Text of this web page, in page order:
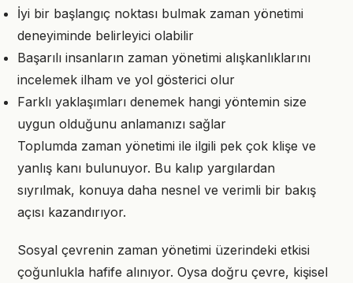
İyi bir başlangıç noktası bulmak zaman yönetimi
deneyiminde belirleyici olabilir
Başarılı insanların zaman yönetimi alışkanlıklarını
incelemek ilham ve yol gösterici olur
Farklı yaklaşımları denemek hangi yöntemin size
uygun olduğunu anlamanızı sağlar
Toplumda zaman yönetimi ile ilgili pek çok klişe ve
yanlış kanı bulunuyor. Bu kalıp yargılardan
sıyrılmak, konuya daha nesnel ve verimli bir bakış
açısı kazandırıyor.
Sosyal çevrenin zaman yönetimi üzerindeki etkisi
çoğunlukla hafife alınıyor. Oysa doğru çevre, kişisel